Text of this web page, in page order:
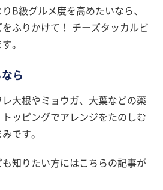
B級グルメ度を高めたいなら、
ふりかけて！ チーズタッカルビ
。
ら
大根やミョウガ、大葉などの薬
ッピングでアレンジをたのしむ
です。
知りたい方にはこちらの記事が